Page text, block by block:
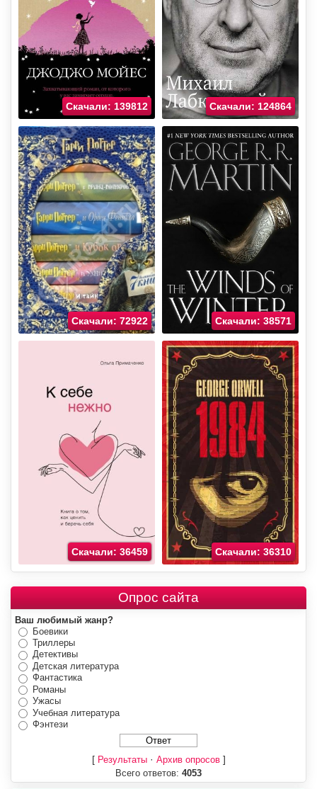
Скачали: 139812 Скачали: 124864
Скачали: 72922 Скачали: 38571
Скачали: 36459 Скачали: 36310
Опрос сайта
Ваш любимый жанр?
Боевики
Триллеры
Детективы
Детская литература
Фантастика
Романы
Ужасы
Учебная литература
Фэнтези
[ Результаты· Архив опросов]
Всего ответов: 4053